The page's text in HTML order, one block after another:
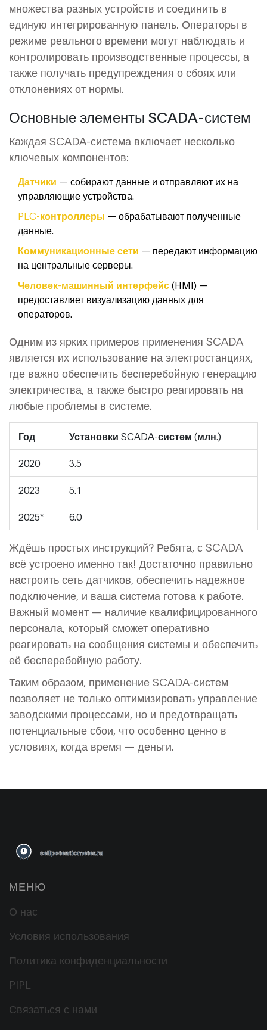
множества разных устройств и соединить в
единую интегрированную панель. Операторы в
режиме реального времени могут наблюдать и
контролировать производственные процессы, а
также получать предупреждения о сбоях или
отклонениях от нормы.
Основные элементы SCADA-систем
Каждая SCADA-система включает несколько
ключевых компонентов:
Датчики — собирают данные и отправляют их на
управляющие устройства.
PLC-контроллеры — обрабатывают полученные
данные.
Коммуникационные сети — передают информацию
на центральные серверы.
Человек-машинный интерфейс(HMI) —
предоставляет визуализацию данных для
операторов.
Одним из ярких примеров применения SCADA
является их использование на электростанциях,
где важно обеспечить бесперебойную генерацию
электричества, а также быстро реагировать на
любые проблемы в системе.
Год Установки SCADA-систем (млн.)
2020 3.5
2023 5.1
2025* 6.0
Ждёшь простых инструкций? Ребята, с SCADA
всё устроено именно так! Достаточно правильно
настроить сеть датчиков, обеспечить надежное
подключение, и ваша система готова к работе.
Важный момент — наличие квалифицированного
персонала, который сможет оперативно
реагировать на сообщения системы и обеспечить
её бесперебойную работу.
Таким образом, применение SCADA-систем
позволяет не только оптимизировать управление
заводскими процессами, но и предотвращать
потенциальные сбои, что особенно ценно в
условиях, когда время — деньги.
МЕНЮ
О нас
Условия использования
Политика конфиденциальности
PIPL
Связаться с нами